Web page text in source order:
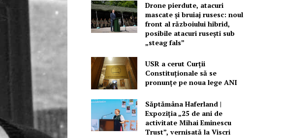
Drone pierdute, atacuri
mascate și bruiaj rusesc: noul
front al războiului hibrid,
posibile atacuri rusești sub
„steag fals”
USR a cerut Curții
Constituționale să se
pronunțe pe noua lege ANI
Săptămâna Haferland |
Expoziţia „25 de ani de
activitate Mihai Eminescu
Trust”, vernisată la Viscri